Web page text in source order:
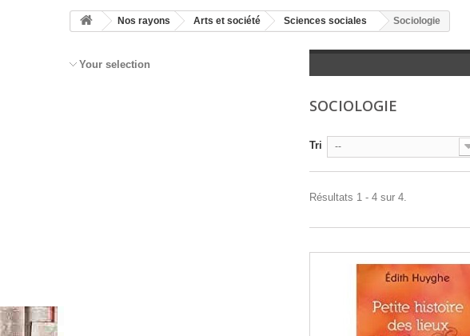
Nos rayons Arts et société Sciences sociales Sociologie
Your selection
SOCIOLOGIE
Tri --
Résultats 1 - 4 sur 4.